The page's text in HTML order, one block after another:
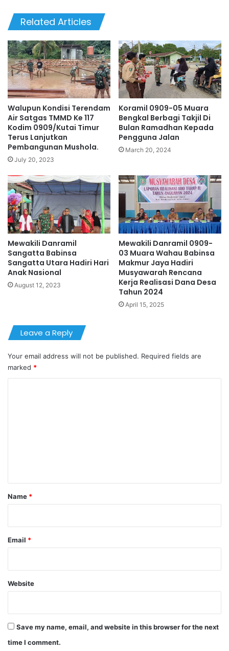
Related Articles
Walupun Kondisi Terendam
Air Satgas TMMD Ke 117
Kodim 0909/Kutai Timur
Terus Lanjutkan
Pembangunan Mushola.
July 20, 2023
Koramil 0909-05 Muara
Bengkal Berbagi Takjil Di
Bulan Ramadhan Kepada
Pengguna Jalan
March 20, 2024
Mewakili Danramil
Sangatta Babinsa
Sangatta Utara Hadiri Hari
Anak Nasional
August 12, 2023
Mewakili Danramil 0909-
03 Muara Wahau Babinsa
Makmur Jaya Hadiri
Musyawarah Rencana
Kerja Realisasi Dana Desa
Tahun 2024
April 15, 2025
Leave a Reply
Your email address will not be published. Required fields are
marked *
*
Name *
Email *
Website
Save my name, email, and website in this browser for the next
time I comment.